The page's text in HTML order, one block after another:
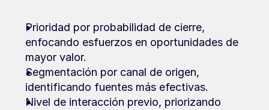
Prioridad por probabilidad de cierre,
enfocando esfuerzos en oportunidades de
mayor valor.
Segmentación por canal de origen,
identificando fuentes más efectivas.
Nivel de interacción previo, priorizando